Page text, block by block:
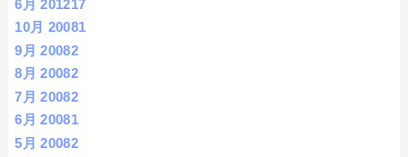
6月 201217
10月 20081
9月 20082
8月 20082
7月 20082
6月 20081
5月 20082